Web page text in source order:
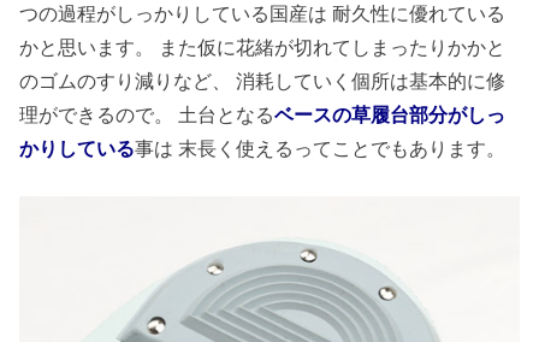
つの過程がしっかりしている国産は 耐久性に優れている
かと思います。 また仮に花緒が切れてしまったりかかと
のゴムのすり減りなど、 消耗していく個所は基本的に修
理ができるので。 土台となるベースの草履台部分がしっ
かりしている事は 末長く使えるってことでもあります。